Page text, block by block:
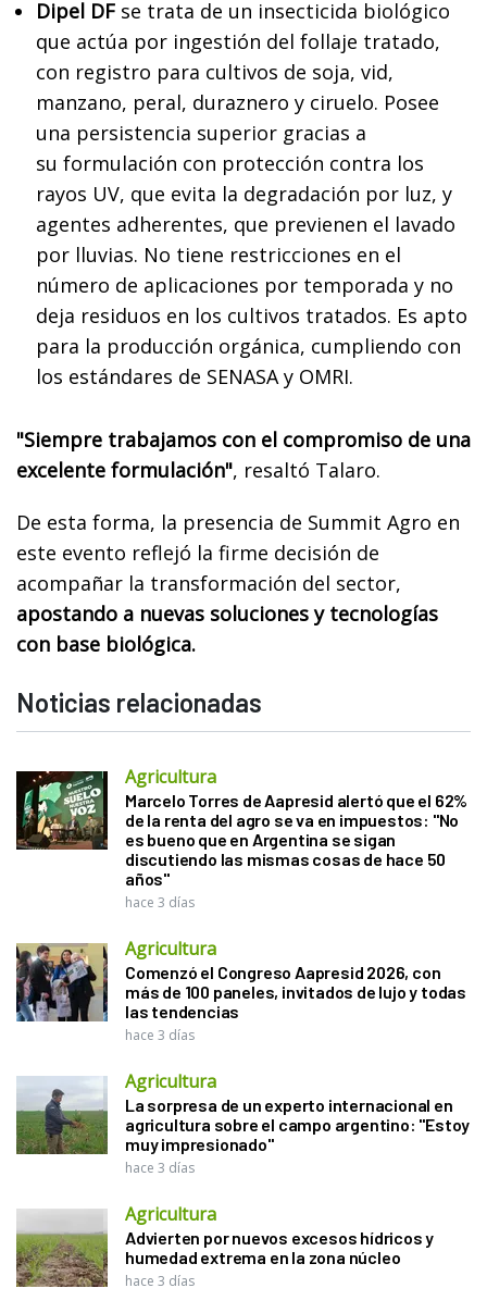
Dipel DF se trata de un insecticida biológico
que actúa por ingestión del follaje tratado,
con registro para cultivos de soja, vid,
manzano, peral, duraznero y ciruelo. Posee
una persistencia superior gracias a
su formulación con protección contra los
rayos UV, que evita la degradación por luz, y
agentes adherentes, que previenen el lavado
por lluvias. No tiene restricciones en el
número de aplicaciones por temporada y no
deja residuos en los cultivos tratados. Es apto
para la producción orgánica, cumpliendo con
los estándares de SENASA y OMRI.
"Siempre trabajamos con el compromiso de una
excelente formulación", resaltó Talaro.
De esta forma, la presencia de Summit Agro en
este evento reflejó la firme decisión de
acompañar la transformación del sector,
apostando a nuevas soluciones y tecnologías
con base biológica.
Noticias relacionadas
Agricultura
Marcelo Torres de Aapresid alertó que el 62%
de la renta del agro se va en impuestos: "No
es bueno que en Argentina se sigan
discutiendo las mismas cosas de hace 50
años"
hace 3 días
Agricultura
Comenzó el Congreso Aapresid 2026, con
más de 100 paneles, invitados de lujo y todas
las tendencias
hace 3 días
Agricultura
La sorpresa de un experto internacional en
agricultura sobre el campo argentino: "Estoy
muy impresionado"
hace 3 días
Agricultura
Advierten por nuevos excesos hídricos y
humedad extrema en la zona núcleo
hace 3 días